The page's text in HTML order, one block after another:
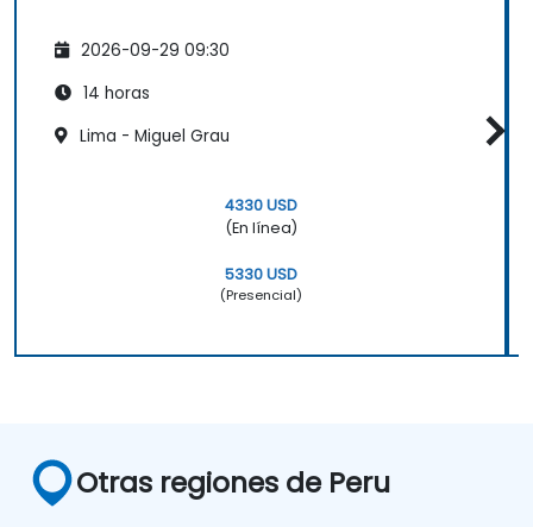
2026-09-29 09:30
14 horas
Lima - Miguel Grau
4330 USD
(En línea)
5330 USD
(Presencial)
Otras regiones de Peru